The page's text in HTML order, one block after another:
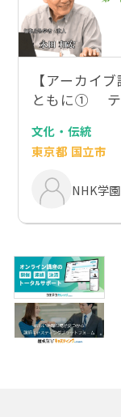
【アーカイ
ともに① テ
文化・伝統
東京都 国立市
NHK学